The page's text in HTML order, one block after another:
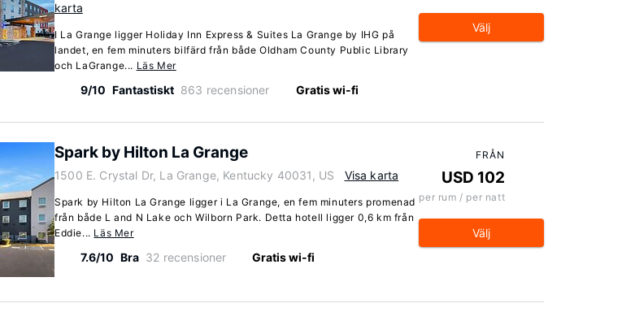
karta
I La Grange ligger Holiday Inn Express & Suites La Grange by IHG på
landet, en fem minuters bilfärd från både Oldham County Public Library
och LaGrange... Läs Mer
9/10 Fantastiskt 863 recensioner Gratis wi-fi
Välj
Spark by Hilton La Grange
1500 E. Crystal Dr, La Grange, Kentucky 40031, US Visa karta
Spark by Hilton La Grange ligger i La Grange, en fem minuters promenad
från både L and N Lake och Wilborn Park. Detta hotell ligger 0,6 km från
Eddie... Läs Mer
7.6/10 Bra 32 recensioner Gratis wi-fi
FRÅN
USD 102
per rum / per natt
Välj